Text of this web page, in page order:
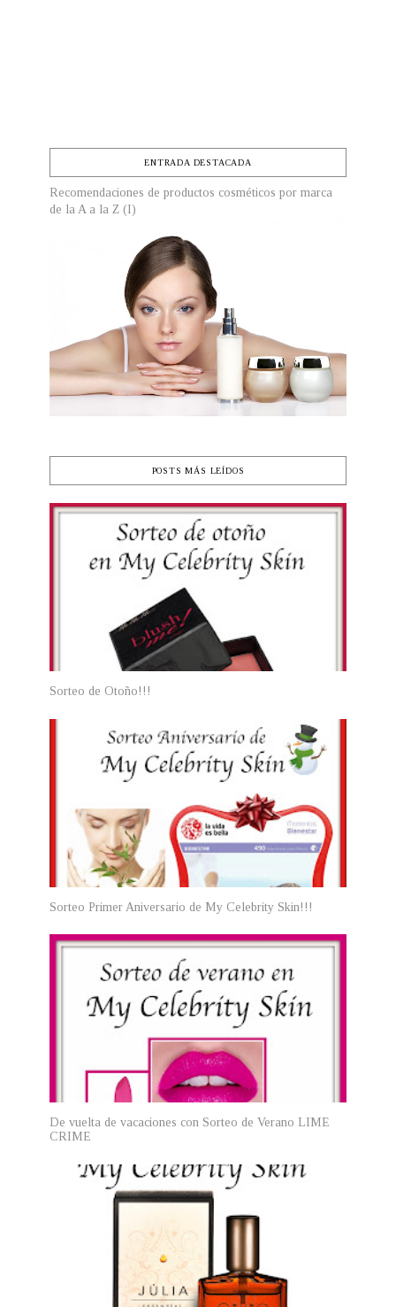
ENTRADA DESTACADA
Recomendaciones de productos cosméticos por marca
de la A a la Z (I)
POSTS MÁS LEÍDOS
Sorteo de Otoño!!!
Sorteo Primer Aniversario de My Celebrity Skin!!!
De vuelta de vacaciones con Sorteo de Verano LIME
CRIME